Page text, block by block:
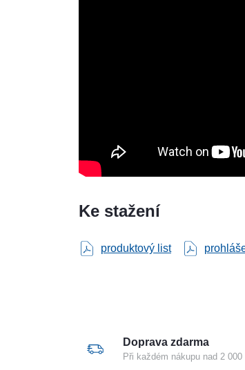
Ke stažení
produktový list
Doprava zdarma
Při každém nákupu nad 2 000